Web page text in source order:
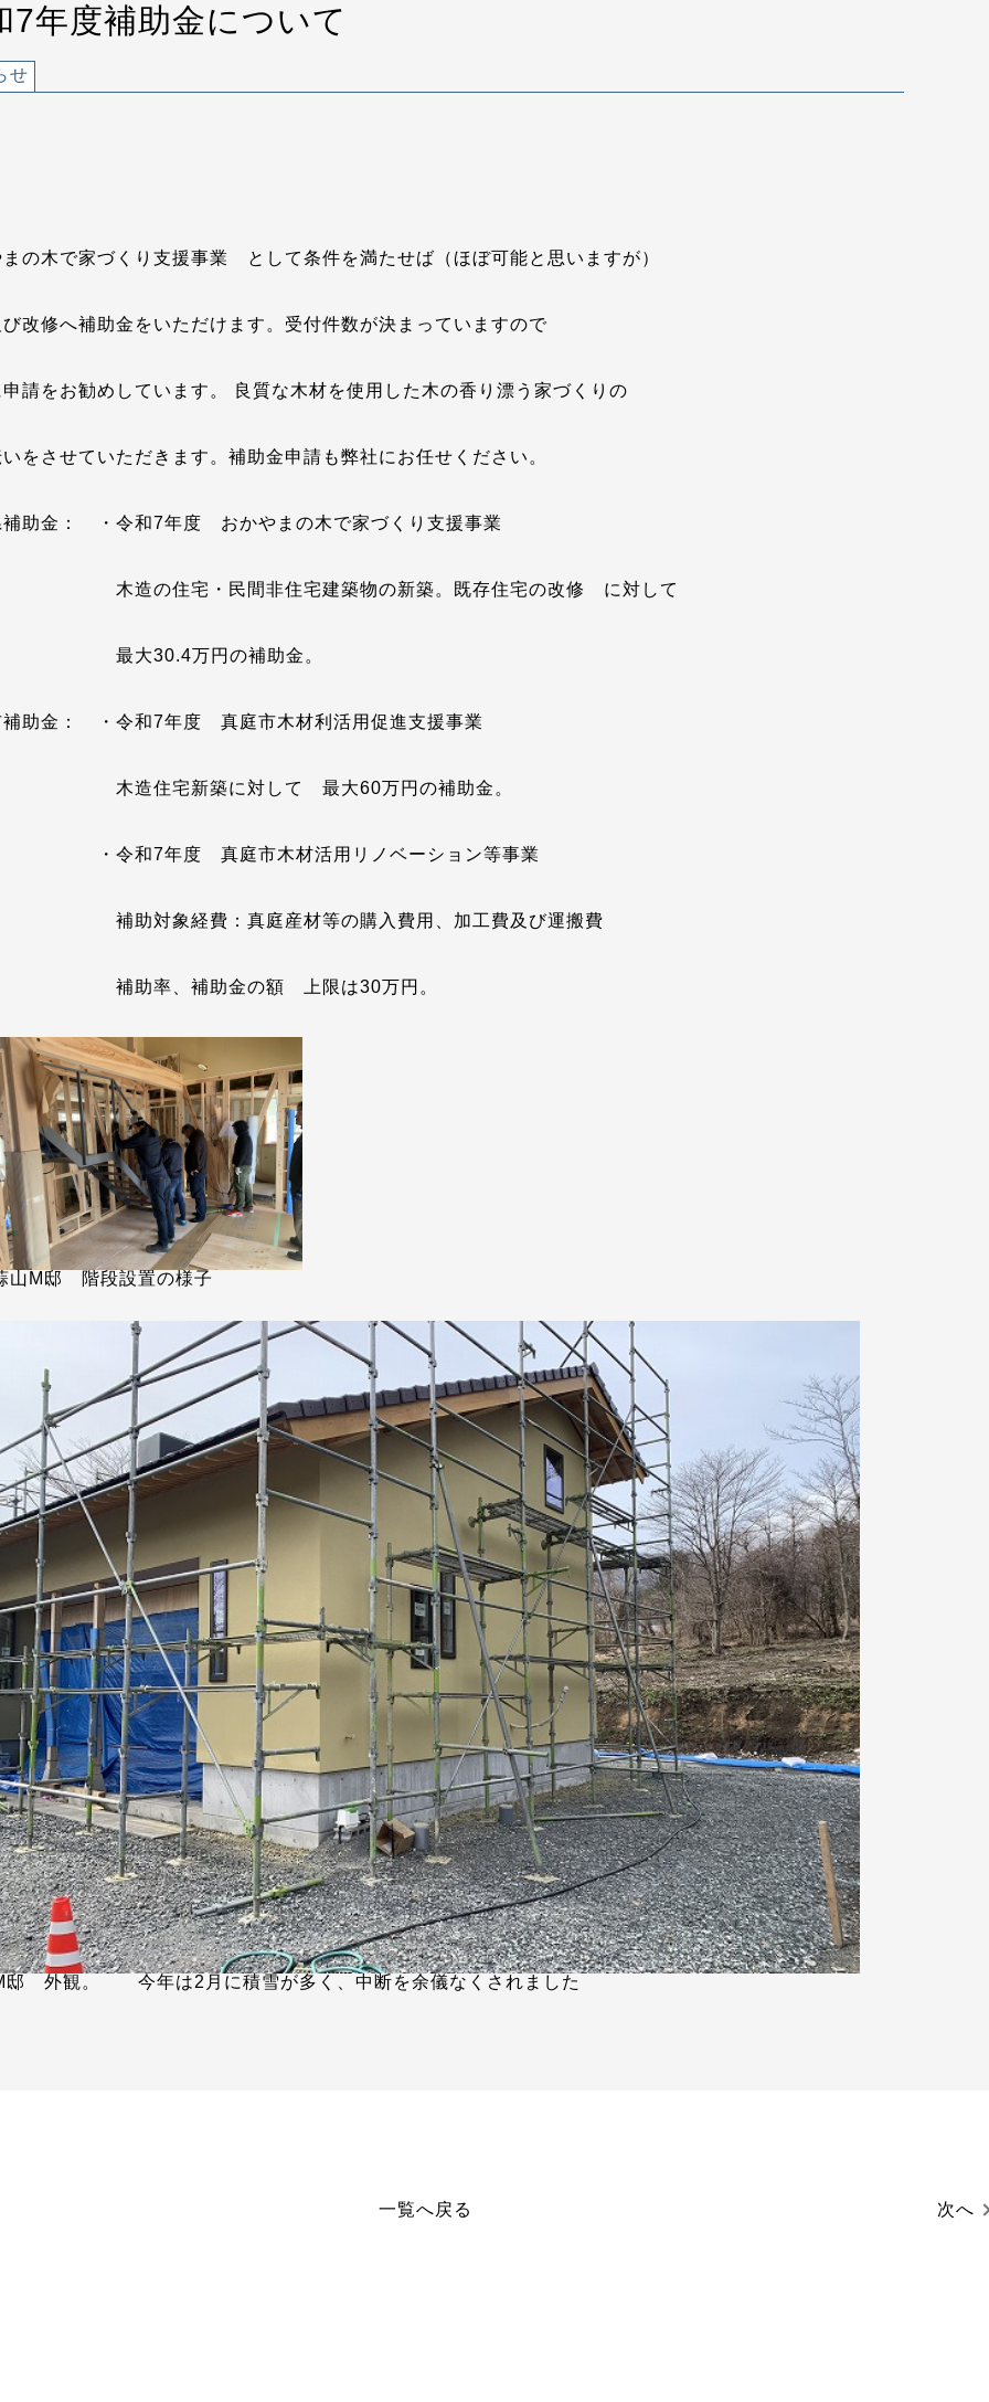
7年度補助金について
せ
の木で家づくり支援事業 として条件を満たせば（ほぼ可能と思いますが）
改修へ補助金をいただけます。受付件数が決まっていますので
請をお勧めしています。 良質な木材を使用した木の香り漂う家づくりの
をさせていただきます。補助金申請も弊社にお任せください。
補助金： ・ 令和7年度 おかやまの木で家づくり支援事業
住宅・民間非住宅建築物の新築。既存住宅の改修 に対して
30.4万円の補助金。
補助金： ・ 令和7年度 真庭市木材利活用促進支援事業
宅新築に対して 最大60万円の補助金。
令和7年度 真庭市木材活用リノベーション等事業
象経費：真庭産材等の購入費用、加工費及び運搬費
率、補助金の額 上限は30万円。
山M邸 階段設置の様子
邸 外観。 今年は2月に積雪が多く、中断を余儀なくされました
一覧へ戻る 次へ